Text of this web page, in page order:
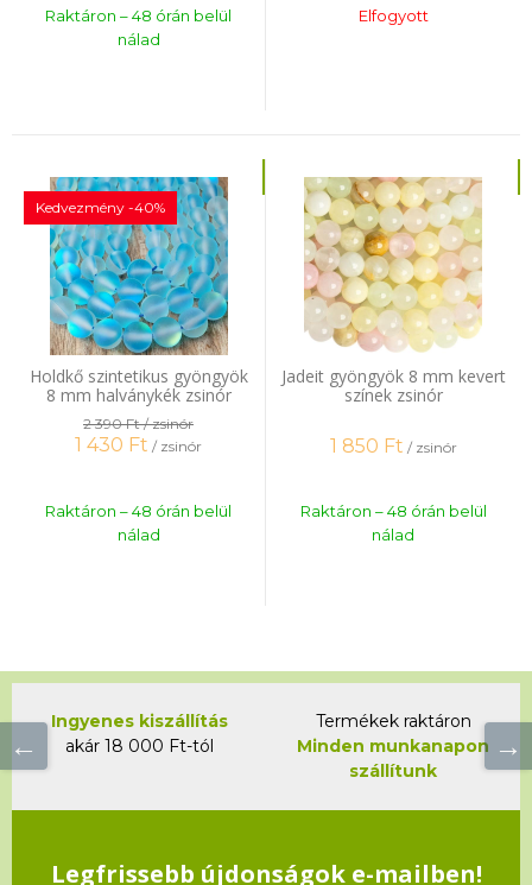
Raktáron – 48 órán belül
nálad
Elfogyott
Holdkő szintetikus gyöngyök
8 mm halványkék zsinór
Kedvezmény -40%
2 390 Ft/ zsinór
1 430 Ft / zsinór
Raktáron – 48 órán belül
nálad
Jadeit gyöngyök 8 mm kevert
színek zsinór
1 850 Ft / zsinór
Raktáron – 48 órán belül
nálad
Ingyenes kiszállítás
akár 18 000 Ft-tól
Termékek raktáron
Minden munkanapon
szállítunk
Legfrissebb újdonságok e-mailben!